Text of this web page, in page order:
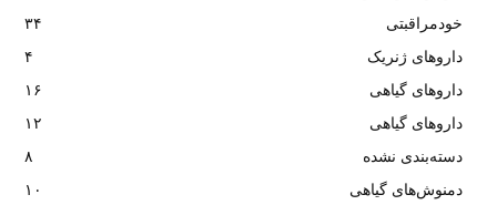
خودمراقبتی
۳۴
داروهای ژنریک
۴
داروهای گیاهی
۱۶
داروهای گیاهی
۱۲
دسته‌بندی نشده
۸
دمنوش‌های گیاهی
۱۰